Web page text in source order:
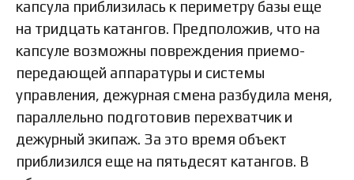
капсула приблизилась к периметру базы еще
на тридцать катангов. Предположив, что на
капсуле возможны повреждения приемо-
передающей аппаратуры и системы
управления, дежурная смена разбудила меня,
параллельно подготовив перехватчик и
дежурный экипаж. За это время объект
приблизился еще на пятьдесят катангов. В